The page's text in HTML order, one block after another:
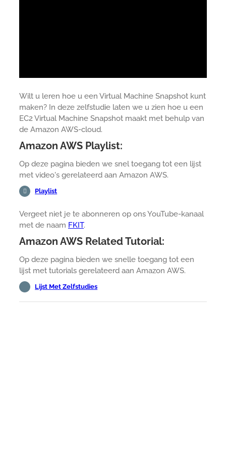
Wilt u leren hoe u een Virtual Machine Snapshot kunt
maken? In deze zelfstudie laten we u zien hoe u een
EC2 Virtual Machine Snapshot maakt met behulp van
de Amazon AWS-cloud.
Amazon AWS Playlist:
Op deze pagina bieden we snel toegang tot een lijst
met video's gerelateerd aan Amazon AWS.
Playlist
Vergeet niet je te abonneren op ons YouTube-kanaal
met de naam FKIT.
Amazon AWS Related Tutorial:
Op deze pagina bieden we snelle toegang tot een
lijst met tutorials gerelateerd aan Amazon AWS.
Lijst Met Zelfstudies